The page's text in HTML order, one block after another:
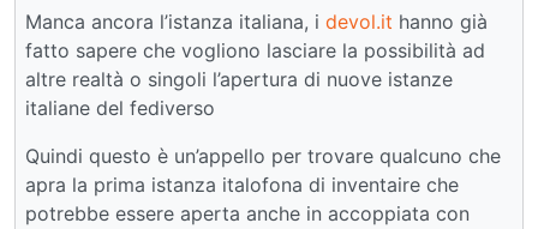
Manca ancora l’istanza italiana, i devol.it hanno già
fatto sapere che vogliono lasciare la possibilità ad
altre realtà o singoli l’apertura di nuove istanze
italiane del fediverso
Quindi questo è un’appello per trovare qualcuno che
apra la prima istanza italofona di inventaire che
potrebbe essere aperta anche in accoppiata con